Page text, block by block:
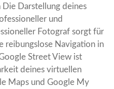
Darstellung deines
und
Fotograf sorgt für
reibungslose Navigation in
Street View ist
deines virtuellen
Maps und Google My